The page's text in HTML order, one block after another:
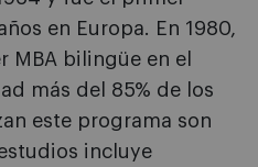
en Europa. En 1980,
MBA bilingüe en el
más del 85% de los
este programa son
incluye